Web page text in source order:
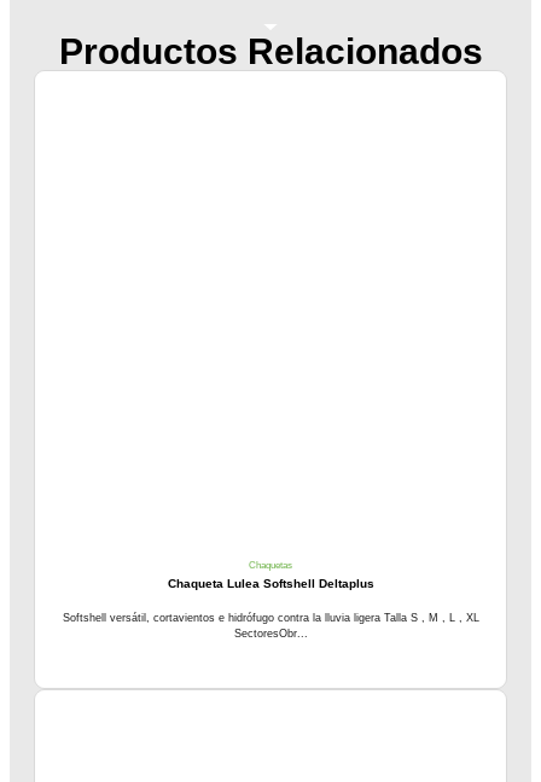
Productos Relacionados
Chaquetas
Chaqueta Lulea Softshell Deltaplus
Softshell versátil, cortavientos e hidrófugo contra la lluvia ligera Talla S , M , L , XL
SectoresObr...